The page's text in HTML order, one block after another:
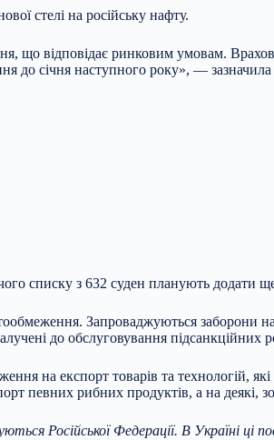
стелі на російську нафту.
що відповідає ринковим умовам.
січня наступного року», — зазначила
списку з 632 суден планують
Запроваджуються заборони
до обслуговування
на експорт товарів та технологій,
певних рибних продуктів, а на деякі,
Російської Федерації. В Україні ці